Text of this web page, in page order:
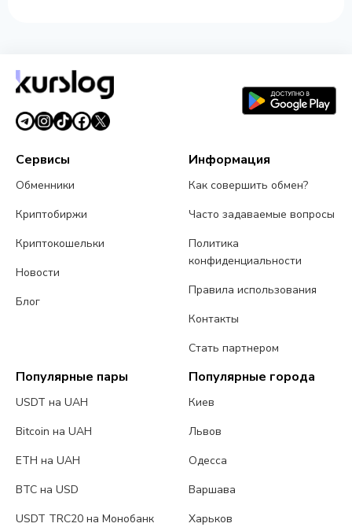
Сервисы
Обменники
Криптобиржи
Криптокошельки
Новости
Блог
Информация
Как совершить обмен?
Часто задаваемые вопросы
Политика
конфиденциальности
Правила использования
Контакты
Стать партнером
Популярные пары
USDT на UAH
Bitcoin на UAH
ETH на UAH
BTC на USD
USDT TRC20 на Монобанк
Популярные города
Киев
Львов
Одесса
Варшава
Харьков